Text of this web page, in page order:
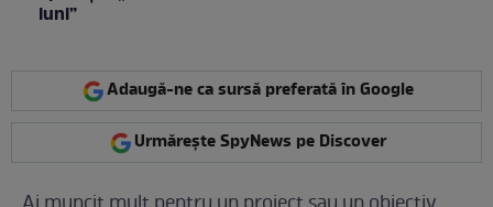
luni”
Adaugă-ne ca sursă preferată în Google
Urmărește SpyNews pe Discover